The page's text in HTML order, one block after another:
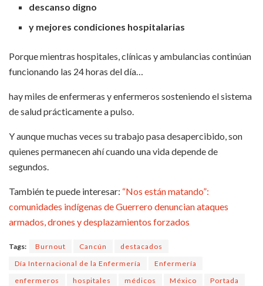
descanso digno
y mejores condiciones hospitalarias
Porque mientras hospitales, clínicas y ambulancias continúan
funcionando las 24 horas del día…
hay miles de enfermeras y enfermeros sosteniendo el sistema
de salud prácticamente a pulso.
Y aunque muchas veces su trabajo pasa desapercibido, son
quienes permanecen ahí cuando una vida depende de
segundos.
También te puede interesar: “Nos están matando”:
comunidades indígenas de Guerrero denuncian ataques
armados, drones y desplazamientos forzados
Tags: Burnout Cancún
destacados
Día Internacional de la Enfermería
Enfermería
enfermeros
hospitales médicos México
Portada